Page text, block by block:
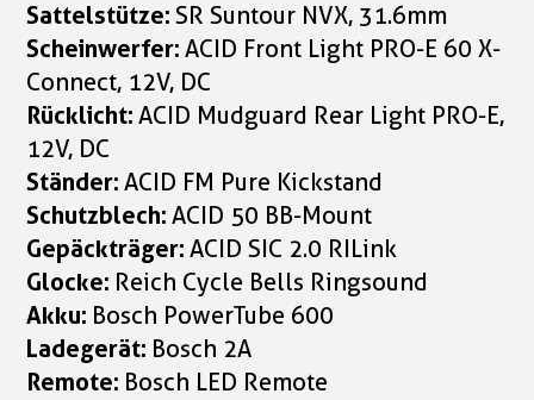
Sattelstütze:SR Suntour NVX, 31.6mm
Scheinwerfer:ACID Front Light PRO-E 60 X-
Connect, 12V, DC
Rücklicht:ACID Mudguard Rear Light PRO-E,
12V, DC
Ständer:ACID FM Pure Kickstand
Schutzblech:ACID 50 BB-Mount
Gepäckträger:ACID SIC 2.0 RILink
Glocke: Reich Cycle Bells Ringsound
Akku: Bosch PowerTube 600
Ladegerät: Bosch 2A
Remote: Bosch LED Remote